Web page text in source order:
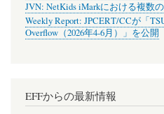
JVN: NetKids iMarkにおける複数
Weekly Report: JPCERT/CCが「
Overflow（2026年4-6月）」を公開
EFFからの最新情報